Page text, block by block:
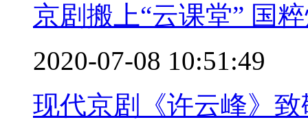
京剧搬上“云课堂” 国
2020-07-08 10:51:49
现代京剧《许云峰》